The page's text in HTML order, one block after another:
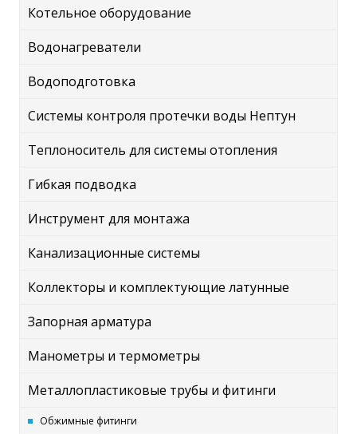
Котельное оборудование
Водонагреватели
Водоподготовка
Системы контроля протечки воды Нептун
Теплоноситель для системы отопления
Гибкая подводка
Инструмент для монтажа
Канализационные системы
Коллекторы и комплектующие латунные
Запорная арматура
Манометры и термометры
Металлопластиковые трубы и фитинги
Обжимные фитинги